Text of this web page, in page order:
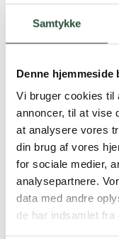
Samtykke
Denne hjemmeside
Vi bruger cookies til
annoncer, til at vise
at analysere vores
din brug af vores
for sociale medier,
analysepartnere.
data med andre
de har indsamlet fra
Vi
Læs